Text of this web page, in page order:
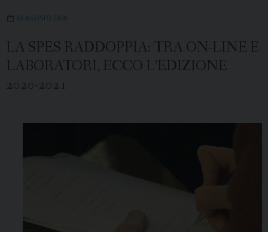
30 AGOSTO 2020
LA SPES RADDOPPIA: TRA ON-LINE E
LABORATORI, ECCO L’EDIZIONE
2020-2021